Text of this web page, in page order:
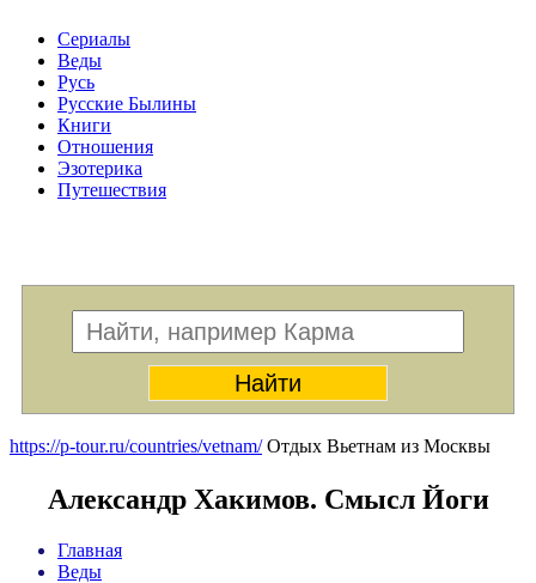
Сериалы
Веды
Русь
Русские Былины
Книги
Отношения
Эзотерика
Путешествия
https://p-tour.ru/countries/vetnam/Отдых Вьетнам из Москвы
Александр Хакимов. Смысл Йоги
Главная
Веды